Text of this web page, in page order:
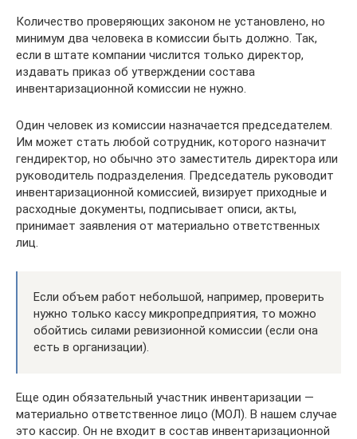
Количество проверяющих законом не установлено, но
минимум два человека в комиссии быть должно. Так,
если в штате компании числится только директор,
издавать приказ об утверждении состава
инвентаризационной комиссии не нужно.
Один человек из комиссии назначается председателем.
Им может стать любой сотрудник, которого назначит
гендиректор, но обычно это заместитель директора или
руководитель подразделения. Председатель руководит
инвентаризационной комиссией, визирует приходные и
расходные документы, подписывает описи, акты,
принимает заявления от материально ответственных
лиц.
Если объем работ небольшой, например, проверить
нужно только кассу микропредприятия, то можно
обойтись силами ревизионной комиссии (если она
есть в организации).
Еще один обязательный участник инвентаризации —
материально ответственное лицо (МОЛ). В нашем случае
это кассир. Он не входит в состав инвентаризационной